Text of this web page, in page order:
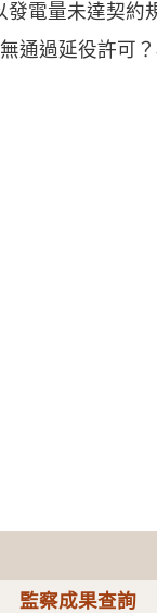
電量未達契
通過延役許可
監察成果查詢